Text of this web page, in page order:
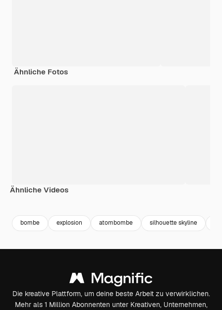
Ähnliche Fotos
Ähnliche Videos
bombe explosion atombombe silhouette skyline
Die kreative Plattform, um deine beste Arbeit zu verwirklichen.
Mehr als 1 Million Abonnenten unter Kreativen, Unternehmen,